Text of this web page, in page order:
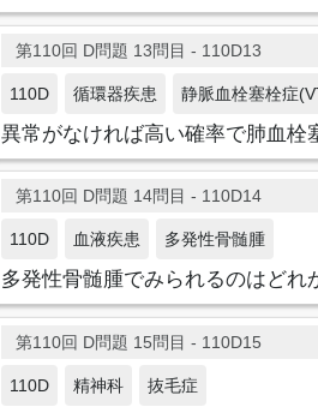
第110回 D問題 13問目 - 110D13
110D 循環器疾患 静脈血栓塞栓症
異常がなければ高い確率で肺血栓
第110回 D問題 14問目 - 110D14
110D 血液疾患 多発性骨髄腫
多発性骨髄腫でみられるのはどれ
第110回 D問題 15問目 - 110D15
110D 精神科 抜毛症